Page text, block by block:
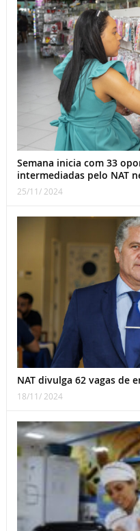
Semana inicia com 33
intermediadas pelo NAT
25/11/ 2024
NAT divulga 62 vagas de
18/11/ 2024